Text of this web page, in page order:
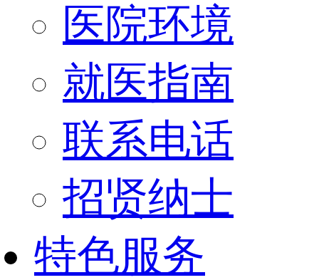
医院环境
就医指南
联系电话
招贤纳士
特色服务